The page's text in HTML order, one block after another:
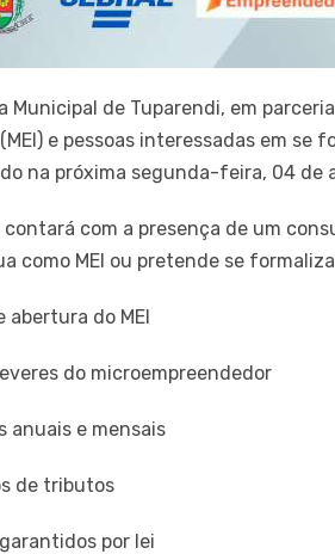
Municipal de Tuparendi, em
e pessoas interessadas em
na próxima segunda-feira, 04 de
com a presença de um
como MEI ou pretende se
abertura do MEI
do microempreendedor
anuais e mensais
de tributos
por lei